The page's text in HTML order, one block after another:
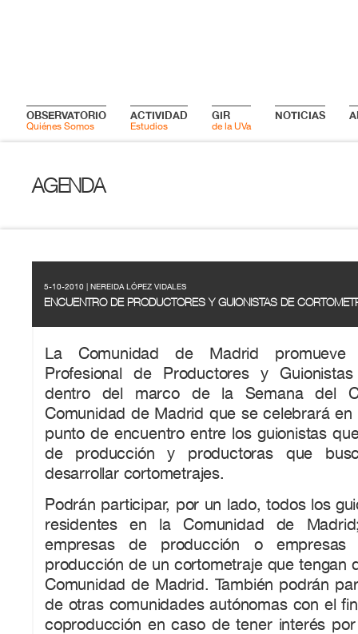
OBSERVATORIO
Quiénes Somos
ACTIVIDAD
Estudios
GIR
de la UVa
NOTICIAS
AGENDA
5-10-2010 | NEREIDA LÓPEZ VIDALES
ENCUENTRO DE PRODUCTORES Y GUIONISTAS DE
La Comunidad de Madrid
Profesional de Productores y
dentro del marco de la Semana del
Comunidad de Madrid que se celebrará
punto de encuentro entre los guionistas
de producción y productoras que
desarrollar cortometrajes.
Podrán participar, por un lado, todos los
residentes en la Comunidad de
empresas de producción o
producción de un cortometraje que tengan
Comunidad de Madrid. También podrán
de otras comunidades autónomas con el
coproducción en caso de tener interés